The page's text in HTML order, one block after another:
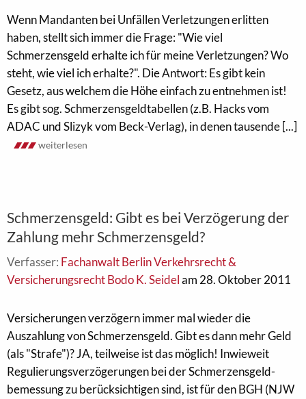
Wenn Mandanten bei Unfällen Verletzungen erlitten
haben, stellt sich immer die Frage: "Wie viel
Schmerzensgeld erhalte ich für meine Verletzungen? Wo
steht, wie viel ich erhalte?". Die Antwort: Es gibt kein
Gesetz, aus welchem die Höhe einfach zu entnehmen ist!
Es gibt sog. Schmerzensgeldtabellen (z.B. Hacks vom
ADAC und Slizyk vom Beck-Verlag), in denen tausende [...]
weiterlesen
Schmerzensgeld: Gibt es bei Verzögerung der
Zahlung mehr Schmerzensgeld?
Verfasser: Fachanwalt Berlin Verkehrsrecht &
Versicherungsrecht Bodo K. Seidelam 28. Oktober 2011
Versicherungen verzögern immer mal wieder die
Auszahlung von Schmerzensgeld. Gibt es dann mehr Geld
(als "Strafe")? JA, teilweise ist das möglich! Inwieweit
Regulierungsverzögerungen bei der Schmerzensgeld-
bemessung zu berücksichtigen sind, ist für den BGH (NJW